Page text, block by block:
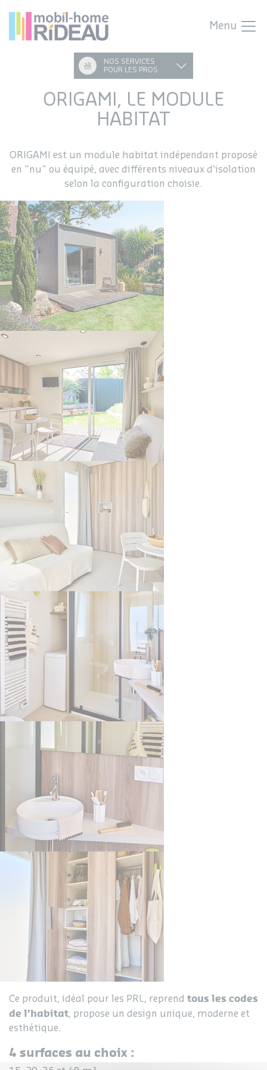
Menu
NOS SERVICES
POUR LES PROS
ORIGAMI, LE MODULE
HABITAT
ORIGAMI est un module habitat indépendant proposé
en "nu" ou équipé, avec différents niveaux d’isolation
selon la configuration choisie.
Ce produit, idéal pour les PRL, reprend tous les codes
de l’habitat, propose un design unique, moderne et
esthétique.
4 surfaces au choix :